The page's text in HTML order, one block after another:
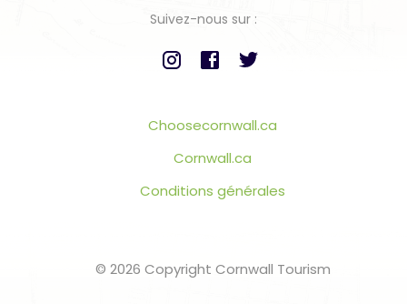
Suivez-nous sur :
Choosecornwall.ca
Cornwall.ca
Conditions générales
© 2026 Copyright Cornwall Tourism